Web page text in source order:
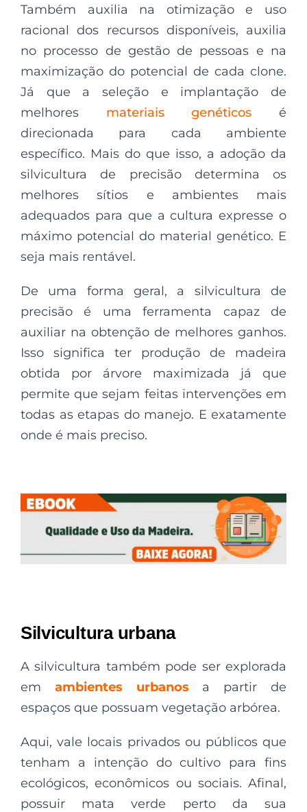
Também auxilia na otimização e uso
racional dos recursos disponíveis, auxilia
no processo de gestão de pessoas e na
maximização do potencial de cada clone.
Já que a seleção e implantação de
melhores materiais genéticos é
direcionada para cada ambiente
específico. Mais do que isso, a adoção da
silvicultura de precisão determina os
melhores sítios e ambientes mais
adequados para que a cultura expresse o
máximo potencial do material genético. E
seja mais rentável.
De uma forma geral, a silvicultura de
precisão é uma ferramenta capaz de
auxiliar na obtenção de melhores ganhos.
Isso significa ter produção de madeira
obtida por árvore maximizada já que
permite que sejam feitas intervenções em
todas as etapas do manejo. E exatamente
onde é mais preciso.
Silvicultura urbana
A silvicultura também pode ser explorada
em ambientes urbanos a partir de
espaços que possuam vegetação arbórea.
Aqui, vale locais privados ou públicos que
tenham a intenção do cultivo para fins
ecológicos, econômicos ou sociais. Afinal,
possuir mata verde perto da sua